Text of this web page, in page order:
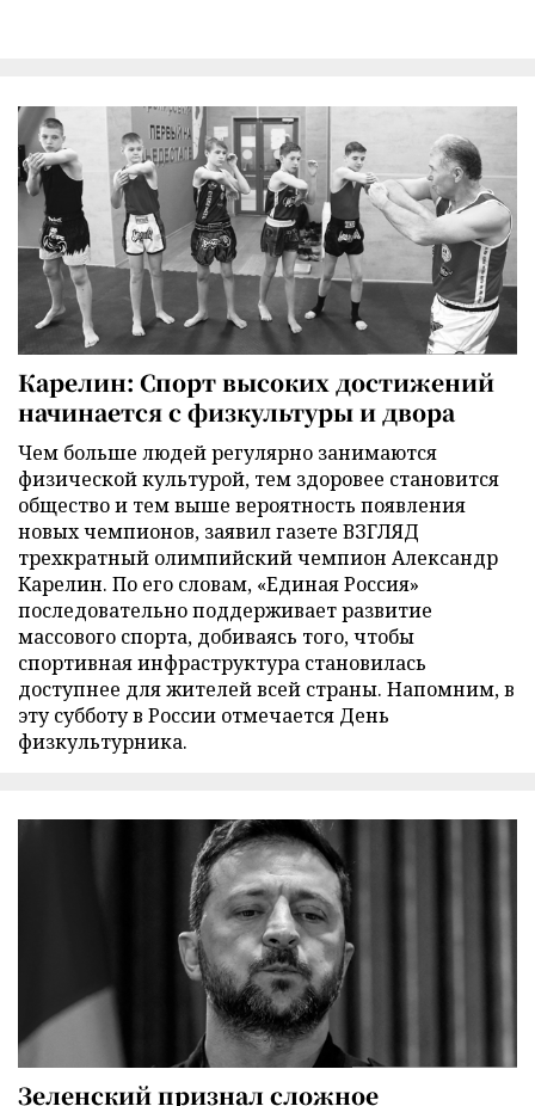
Карелин: Спорт высоких достижений
начинается с физкультуры и двора
Чем больше людей регулярно занимаются
физической культурой, тем здоровее становится
общество и тем выше вероятность появления
новых чемпионов, заявил газете ВЗГЛЯД
трехкратный олимпийский чемпион Александр
Карелин. По его словам, «Единая Россия»
последовательно поддерживает развитие
массового спорта, добиваясь того, чтобы
спортивная инфраструктура становилась
доступнее для жителей всей страны. Напомним, в
эту субботу в России отмечается День
физкультурника.
Зеленский признал сложное